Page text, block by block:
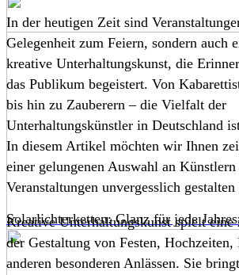
Solarlichterketten: Glanz für jede
In der heutigen Zeit sind
Gelegenheit zum Feiern, sondern auch
kreative Unterhaltungskunst, die
das Publikum begeistert. Von
bis hin zu Zauberern – die Vielfalt der
Unterhaltungskünstler in Deutschland
In diesem Artikel möchten wir Ihnen
einer gelungenen Auswahl an
Veranstaltungen unvergesslich gestalten
Kreative Unterhaltungskunst spielt
der Gestaltung von Festen,
anderen besonderen Anlässen. Sie